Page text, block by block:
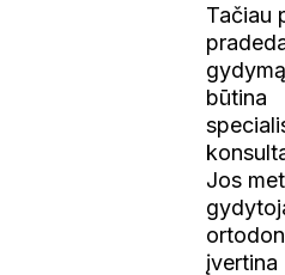
Tačiau
gydymą
būtina
Jos
įvertina